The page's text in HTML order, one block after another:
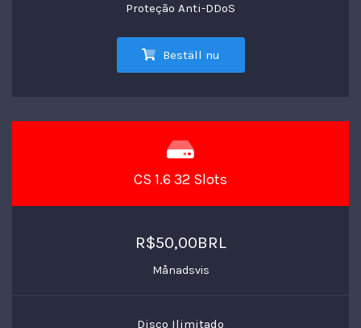
Proteção Anti-DDoS
Beställ nu
CS 1.6 32 Slots
R$50,00BRL
Månadsvis
Disco Ilimitado